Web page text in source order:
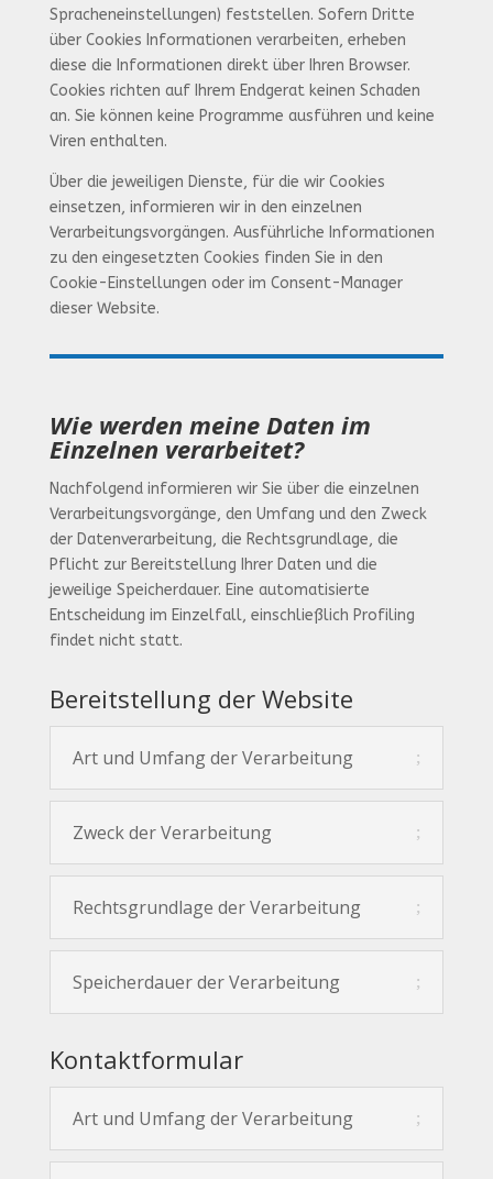
Spracheneinstellungen) feststellen. Sofern Dritte
über Cookies Informationen verarbeiten, erheben
diese die Informationen direkt über Ihren Browser.
Cookies richten auf Ihrem Endgerat keinen Schaden
an. Sie können keine Programme ausführen und keine
Viren enthalten.
Über die jeweiligen Dienste, für die wir Cookies
einsetzen, informieren wir in den einzelnen
Verarbeitungsvorgängen. Ausführliche Informationen
zu den eingesetzten Cookies finden Sie in den
Cookie-Einstellungen oder im Consent-Manager
dieser Website.
Wie werden meine Daten im
Einzelnen verarbeitet?
Nachfolgend informieren wir Sie über die einzelnen
Verarbeitungsvorgänge, den Umfang und den Zweck
der Datenverarbeitung, die Rechtsgrundlage, die
Pflicht zur Bereitstellung Ihrer Daten und die
jeweilige Speicherdauer. Eine automatisierte
Entscheidung im Einzelfall, einschließlich Profiling
findet nicht statt.
Bereitstellung der Website
Art und Umfang der Verarbeitung
Zweck der Verarbeitung
Rechtsgrundlage der Verarbeitung
Speicherdauer der Verarbeitung
Kontaktformular
Art und Umfang der Verarbeitung